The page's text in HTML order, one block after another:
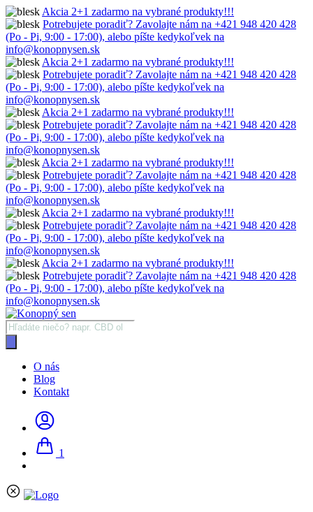
Akcia 2+1 zadarmo na vybrané produkty!!!
Potrebujete poradiť? Zavolajte nám na +421 948 420 428
(Po - Pi, 9:00 - 17:00), alebo píšte kedykoľvek na
info@konopnysen.sk
Akcia 2+1 zadarmo na vybrané produkty!!!
Potrebujete poradiť? Zavolajte nám na +421 948 420 428
(Po - Pi, 9:00 - 17:00), alebo píšte kedykoľvek na
info@konopnysen.sk
Akcia 2+1 zadarmo na vybrané produkty!!!
Potrebujete poradiť? Zavolajte nám na +421 948 420 428
(Po - Pi, 9:00 - 17:00), alebo píšte kedykoľvek na
info@konopnysen.sk
Akcia 2+1 zadarmo na vybrané produkty!!!
Potrebujete poradiť? Zavolajte nám na +421 948 420 428
(Po - Pi, 9:00 - 17:00), alebo píšte kedykoľvek na
info@konopnysen.sk
Akcia 2+1 zadarmo na vybrané produkty!!!
Potrebujete poradiť? Zavolajte nám na +421 948 420 428
(Po - Pi, 9:00 - 17:00), alebo píšte kedykoľvek na
info@konopnysen.sk
Akcia 2+1 zadarmo na vybrané produkty!!!
Potrebujete poradiť? Zavolajte nám na +421 948 420 428
(Po - Pi, 9:00 - 17:00), alebo píšte kedykoľvek na
info@konopnysen.sk
Products
search
O nás
Blog
Kontakt
1